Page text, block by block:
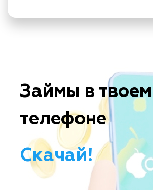
Займы в твоем
телефоне
Скачай!